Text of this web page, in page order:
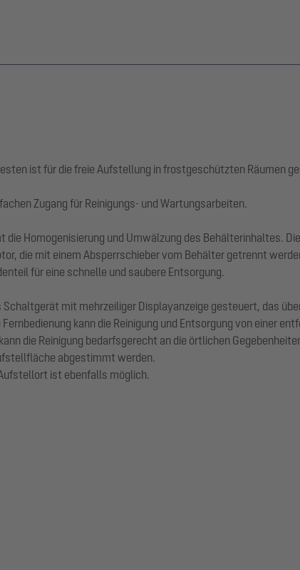
ist für die freie Aufstellung in frostgeschützten Räumen
Zugang für Reinigungs- und Wartungsarbeiten.
Homogenisierung und Umwälzung des Behälterinhaltes.
die mit einem Absperrschieber vom Behälter getrennt
für eine schnelle und saubere Entsorgung.
mit mehrzeiliger Displayanzeige gesteuert, das
kann die Reinigung und Entsorgung von einer
die Reinigung bedarfsgerecht an die örtlichen
abgestimmt werden.
ist ebenfalls möglich.